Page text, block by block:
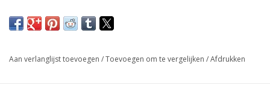
Afdruk op fotopapier inbegrepen in de prijs
Aan verlanglijst toevoegen /Toevoegen om te vergelijken /Afdrukken